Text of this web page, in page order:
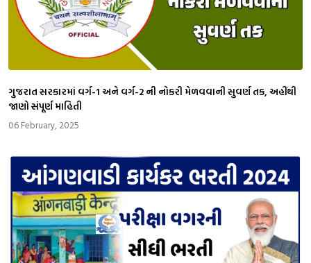
ગુજરાત સરકારમાં વર્ગ-1 અને વર્ગ-2 ની નોકરી મેળવવાની સુવર્ણ તક, અહીંથી
જાણો સંપૂર્ણ માહિતી
06 February, 2025